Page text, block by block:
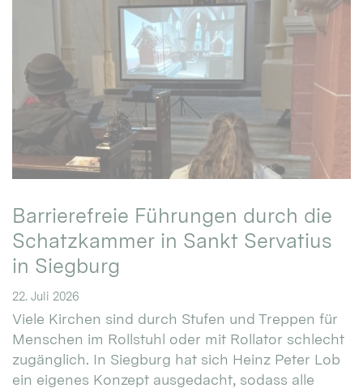
Barrierefreie Führungen durch die
Schatzkammer in Sankt Servatius
in Siegburg
22. Juli 2026
Viele Kirchen sind durch Stufen und Treppen für
Menschen im Rollstuhl oder mit Rollator schlecht
zugänglich. In Siegburg hat sich Heinz Peter Lob
ein eigenes Konzept ausgedacht, sodass alle